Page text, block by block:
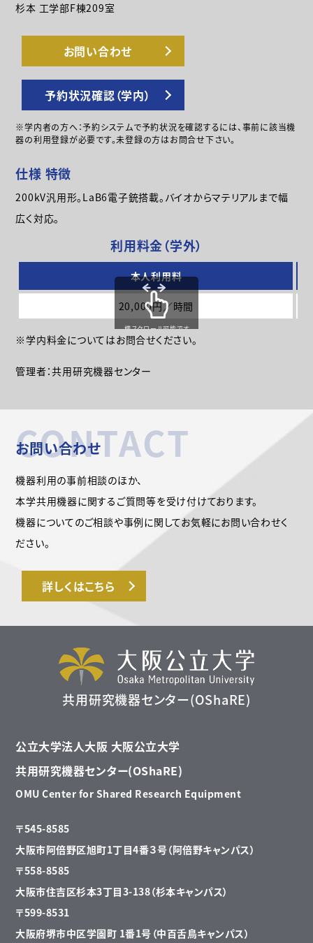
杉本 工学部F棟209室
お問い合わせ
予約状況確認（学内）
※学内者の方へ：予約システムで予約状況を確認するには、事前に該当機
器の利用登録が必要です。未登録の方はお問合せ下さい。
仕様 特徴
200kV汎用形。LaB6電子銃搭載。バイオからマテリアルまで幅
広く対応。
利用料金（学外）
本人利用料
20,000円／時間
横スクロール可能です
※学内料金についてはお問合せください。
管理者：共用研究機器センター
CONTACT
お問い合わせ
機器利用の事前相談のほか、
本学共用機器に関するご質問等を受け付けております。
機器についてのご相談や事例に関してお気軽にお問い合わせく
ださい。
詳しくはこちら
共用研究機器センター(OShaRE)
公立大学法人大阪 大阪公立大学
共用研究機器センター(OShaRE)
OMU Center for Shared Research Equipment
〒545-8585
大阪市阿倍野区旭町1丁目4番３号（阿倍野キャンパス）
〒558-8585
大阪市住吉区杉本3丁目3-138（杉本キャンパス）
〒599-8531
大阪府堺市中区学園町 1番1号（中百舌鳥キャンパス）